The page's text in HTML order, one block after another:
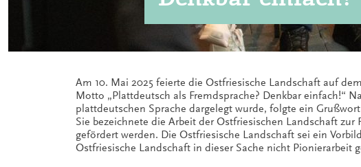
Am 10. Mai 2025 feierte die Ostfriesische Landschaft auf
Motto „Plattdeutsch als Fremdsprache? Denkbar einfach!“
plattdeutschen Sprache dargelegt wurde, folgte ein
Sie bezeichnete die Arbeit der Ostfriesischen Landschaft
gefördert werden. Die Ostfriesische Landschaft sei ein
Ostfriesische Landschaft in dieser Sache nicht